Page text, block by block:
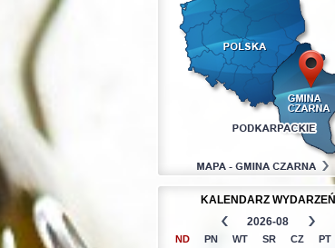
KALENDARZ WYDARZEŃ
2026-08
ND PN WT SR CZ PT